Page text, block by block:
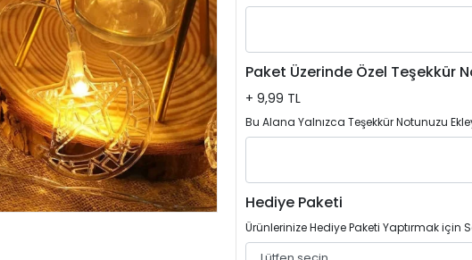
Paket Üzerinde Özel Teşekkür
+ 9,99 TL
Bu Alana Yalnızca Teşekkür Notunuzu
Hediye Paketi
Ürünlerinize Hediye Paketi Yaptırmak için